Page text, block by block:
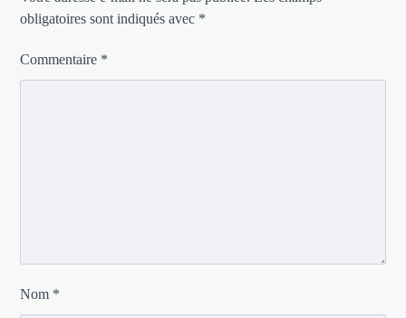
obligatoires sont indiqués avec *
Commentaire *
Nom *